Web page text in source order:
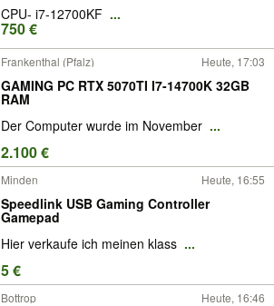
CPU- i7-12700KF ...
750 €
Frankenthal (Pfalz) Heute, 17:03
GAMING PC RTX 5070TI I7-14700K 32GB
RAM
Der Computer wurde im November ...
2.100 €
Minden Heute, 16:55
Speedlink USB Gaming Controller
Gamepad
Hier verkaufe ich meinen klass ...
5 €
Bottrop Heute, 16:46